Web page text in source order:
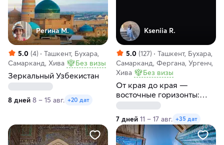
Регина М.
5.0 (4)
Ташкент, Бухара,
Самарканд, Хива
Без визы
Зеркальный Узбекистан
8 дней 8 – 15 авг. +20 дат
Kseniia R.
5.0 (127)
Ташкент, Бухара,
Самарканд, Фергана, Ургенч,
Хива
Без визы
От края до края —
восточные горизонты:
Фергана, Коканд, Ташкент,
за 7 дней
7 дней 11 – 17 авг. +35 дат